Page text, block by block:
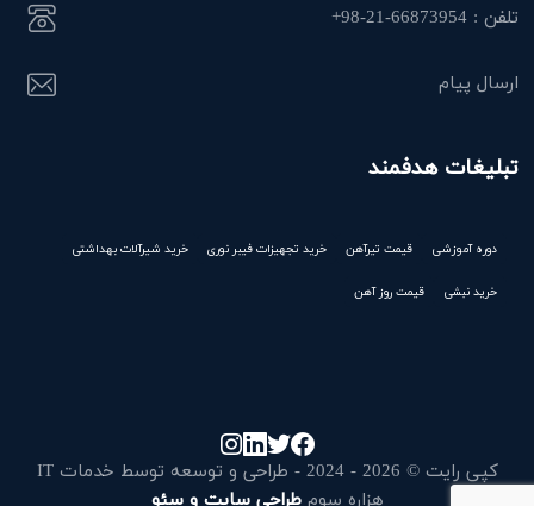
تلفن : 66873954-21-98+
ارسال پیام
تبلیغات هدفمند
دوره آموزشی قیمت تیرآهن خرید تجهیزات فیبر نوری خرید شیرآلات بهداشتی
خرید نبشی قیمت روز آهن
کپی رایت © 2026 - 2024 - طراحی و توسعه توسط خدمات IT
هزاره سومطراحی سایت و سئو